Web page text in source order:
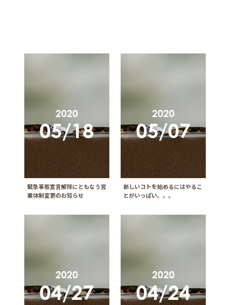
緊急事態宣言解除にともなう営
業体制変更のお知らせ
2020
05/18
新しいコトを始めるにはやるこ
とがいっぱい。。。
2020
05/07
2020
04/27
2020
04/24